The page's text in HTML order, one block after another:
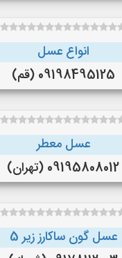
انواع عسل
09198495125 (قم)
عسل معطر
09195808012 (تهران)
عسل گون ساکارز زیر 5